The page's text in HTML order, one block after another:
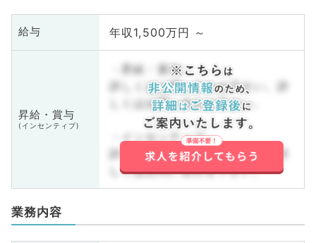
給与 年収1,500万円 ～
昇給・賞与
(インセンティブ)
・昇給・賞与
詳しくはお問い合わせ下さい。詳
しくはお問い合わせ下さい。
・インセンティブ
詳しくはお問い合わせ下さい。詳
しくはお問い合わせ下さい。
業務内容